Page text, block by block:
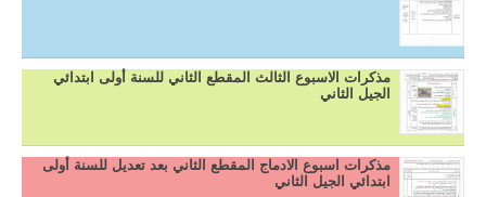
مذكرات الاسبوع الثالث المقطع الثاني للسنة أولى ابتدائي
الجيل الثاني
مذكرات اسبوع الادماج المقطع الثاني بعد تعديل للسنة أولى
ابتدائي الجيل الثاني